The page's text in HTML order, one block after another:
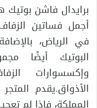
برايدال فاشن
أجمل فساتين
في الرياض،
البوتيك أيضًا
وإكسسوارات
الأذواق.يقدم